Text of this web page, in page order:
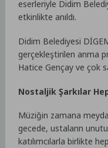
eserleriyle Didim
etkinlikte anıldı.
Didim Belediyesi
gerçekleştirilen anma
Hatice Gençay ve çok
Nostaljik Şarkılar
Müziğin zamana
gecede, ustaların
katılımcılarla birlikte